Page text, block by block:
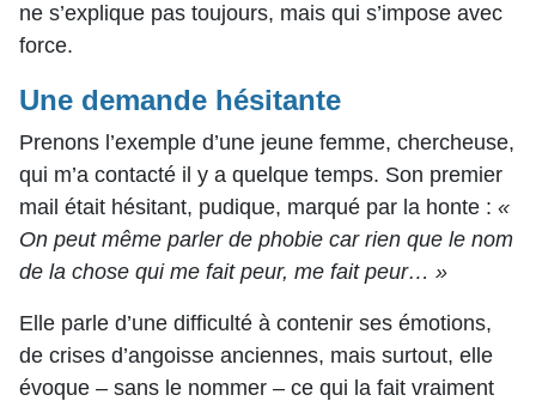
ne s’explique pas toujours, mais qui s’impose avec
force.
Une demande hésitante
Prenons l’exemple d’une jeune femme, chercheuse,
qui m’a contacté il y a quelque temps. Son premier
mail était hésitant, pudique, marqué par la honte : «
On peut même parler de phobie car rien que le nom
de la chose qui me fait peur, me fait peur… »
Elle parle d’une difficulté à contenir ses émotions,
de crises d’angoisse anciennes, mais surtout, elle
évoque – sans le nommer – ce qui la fait vraiment